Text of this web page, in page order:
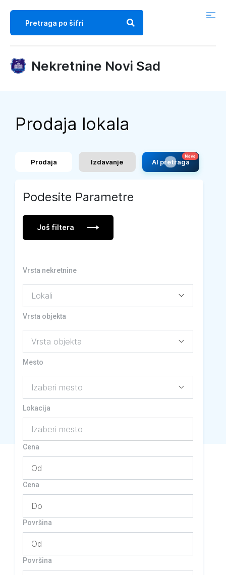
Nekretnine Novi Sad
Prodaja lokala
Prodaja Izdavanje AI pretraga
Podesite Parametre
Još filtera
Vrsta nekretnine
Vrsta objekta
Mesto
Lokacija
Izaberi mesto
Cena
Cena
Površina
Površina